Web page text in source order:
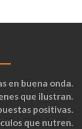
en buena onda.
que ilustran.
positivas.
que nutren.